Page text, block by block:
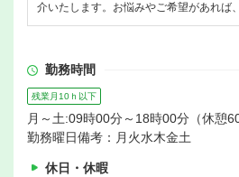
介いたします。お悩みやご希望があれば
勤務時間
残業月10ｈ以下
月～土:09時00分～18時00分（休憩60
勤務曜日備考：月火水木金土
休日・休暇